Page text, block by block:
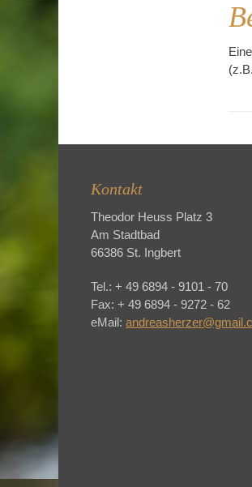
Kontakt
Theodor Heuss Platz 3
Am Stadtbad
66386 St. Ingbert
Tel.: + 49 6894 - 9101 - 70
Fax: + 49 6894 - 9272 - 62
eMail: